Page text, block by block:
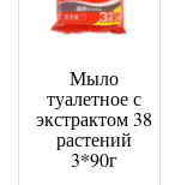
Мыло
туалетное с
экстрактом 38
растений
3*90г